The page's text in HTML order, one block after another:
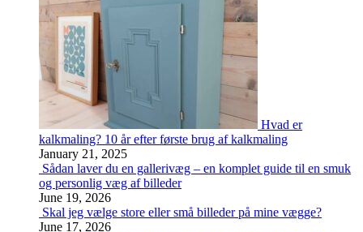
Hvad er
kalkmaling? 10 år efter første brug af kalkmaling
January 21, 2025
Sådan laver du en gallerivæg – en komplet guide til en smuk
og personlig væg af billeder
June 19, 2026
Skal jeg vælge store eller små billeder på mine vægge?
June 17, 2026